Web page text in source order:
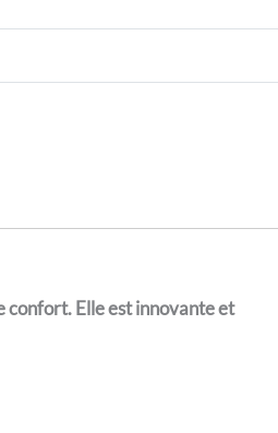
confort. Elle est innovante et